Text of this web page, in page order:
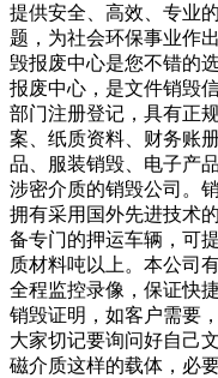
提供安全、高效、专业
题，为社会环保事业作
毁报废中心是您不错的
报废中心，是文件销毁
部门注册登记，具有正
案、纸质资料、财务账
品、服装销毁、电子产
涉密介质的销毁公司。
拥有采用国外先进技术
备专门的押运车辆，可
质材料吨以上。本公司
全程监控录像，保证快
销毁证明，如客户需要
大家切记要询问好自己
磁介质这样的载体，必